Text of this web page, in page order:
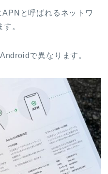
と呼ばれるネットワ
。
で異なります。